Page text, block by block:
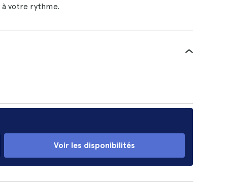
à votre rythme.
Voir les disponibilités